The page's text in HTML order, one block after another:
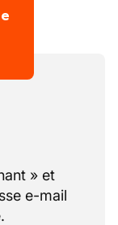
» et
e-mail